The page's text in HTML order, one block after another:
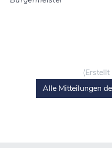
Alle Mitteilungen